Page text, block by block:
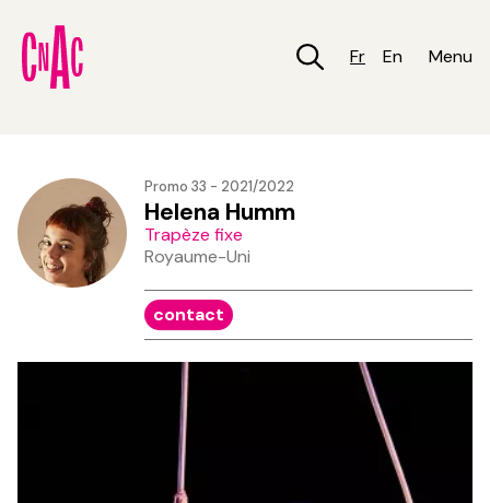
contenu
principal
Fr En Menu
Promo 33 - 2021/2022
Helena Humm
Trapèze fixe
Royaume-Uni
contact